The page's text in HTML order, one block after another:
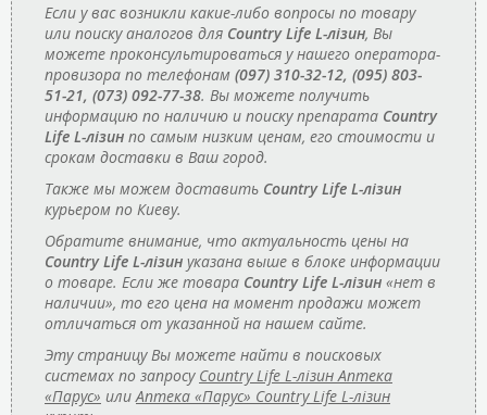
Если у вас возникли какие-либо вопросы по товару
или поиску аналогов для Country Life L-лізин, Вы
можете проконсультироваться у нашего оператора-
провизора по телефонам (097) 310-32-12, (095) 803-
51-21, (073) 092-77-38. Вы можете получить
информацию по наличию и поиску препарата Country
Life L-лізин по самым низким ценам, его стоимости и
срокам доставки в Ваш город.
Также мы можем доставить Country Life L-лізин
курьером по Киеву.
Обратите внимание, что актуальность цены на
Country Life L-лізин указана выше в блоке информации
о товаре. Если же товара Country Life L-лізин «нет в
наличии», то его цена на момент продажи может
отличаться от указанной на нашем сайте.
Эту страницу Вы можете найти в поисковых
системах по запросу Country Life L-лізин Аптека
«Парус» илиАптека «Парус» Country Life L-лізин